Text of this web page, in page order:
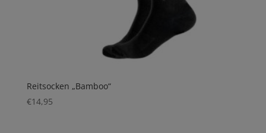
Reitsocken „Bamboo“
€14,95